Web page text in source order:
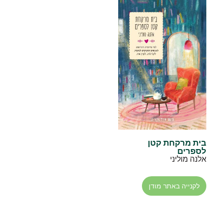
בית מרקחת קטן
לספרים
אלנה מוליני
לקנייה באתר מודן